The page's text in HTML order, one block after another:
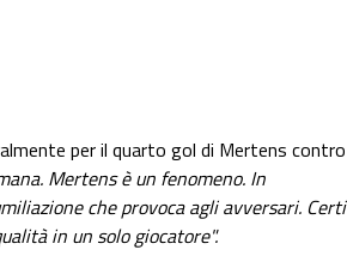
per il quarto gol di Mertens contro
Mertens è un fenomeno. In
che provoca agli avversari. Certi
in un solo giocatore".